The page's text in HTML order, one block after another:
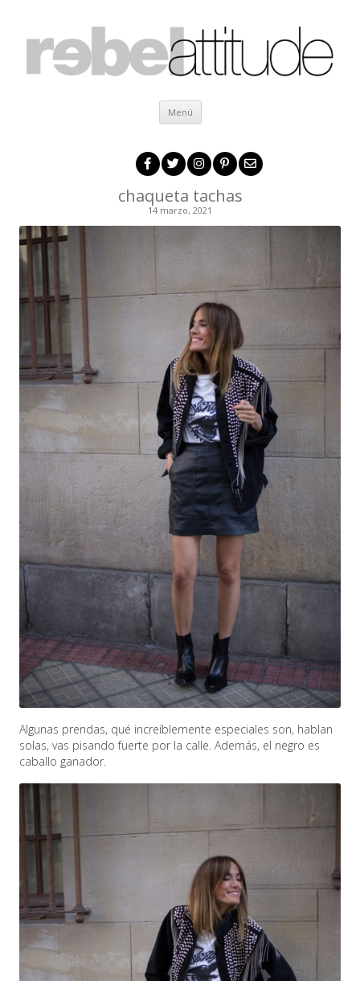
Menú Ir al contenido
chaqueta tachas
14 marzo, 2021
Algunas prendas, qué increíblemente especiales son, hablan
solas, vas pisando fuerte por la calle. Además, el negro es
caballo ganador.